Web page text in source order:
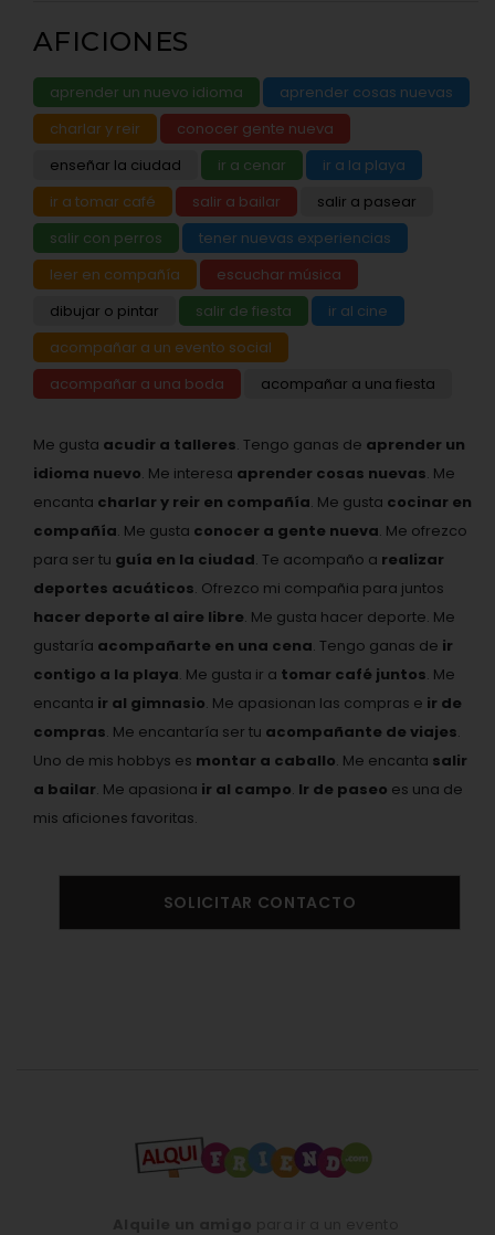
AFICIONES
aprender un nuevo idioma
aprender cosas nuevas
charlar y reir
conocer gente nueva
enseñar la ciudad
ir a cenar
ir a la playa
ir a tomar café
salir a bailar
salir a pasear
salir con perros
tener nuevas experiencias
leer en compañía
escuchar música
dibujar o pintar
salir de fiesta
ir al cine
acompañar a un evento social
acompañar a una boda
acompañar a una fiesta
Me gusta acudir a talleres. Tengo ganas de aprender un
idioma nuevo. Me interesa aprender cosas nuevas. Me
encanta charlar y reir en compañía. Me gusta cocinar en
compañía. Me gusta conocer a gente nueva. Me ofrezco
para ser tu guía en la ciudad. Te acompaño a realizar
deportes acuáticos. Ofrezco mi compañia para juntos
hacer deporte al aire libre. Me gusta hacer deporte. Me
gustaría acompañarte en una cena. Tengo ganas de ir
contigo a la playa. Me gusta ir a tomar café juntos. Me
encanta ir al gimnasio. Me apasionan las compras e ir de
compras. Me encantaría ser tu acompañante de viajes.
Uno de mis hobbys es montar a caballo. Me encanta salir
a bailar. Me apasiona ir al campo. Ir de paseo es una de
mis aficiones favoritas.
SOLICITAR CONTACTO